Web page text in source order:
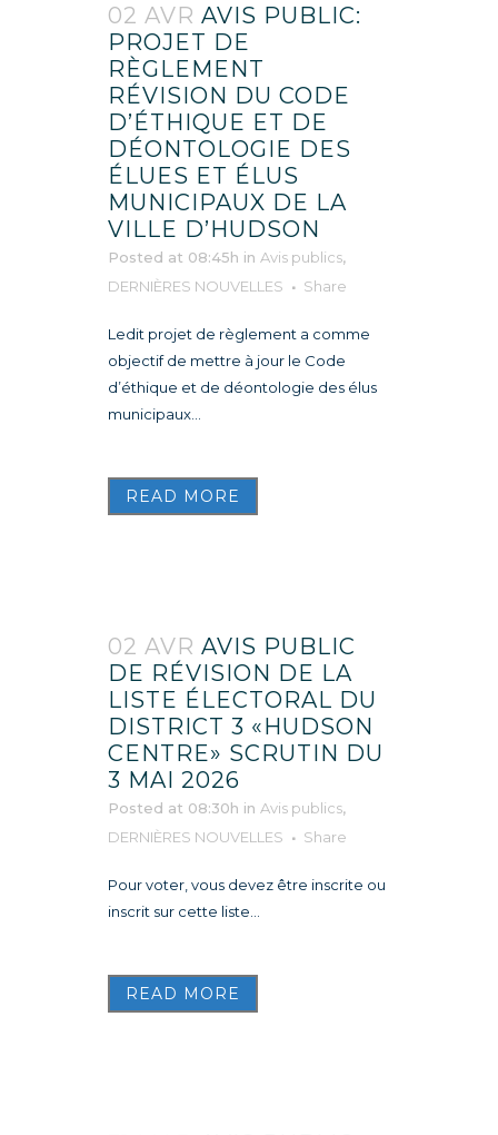
02 AVR AVIS PUBLIC:
PROJET DE
RÈGLEMENT
RÉVISION DU CODE
D’ÉTHIQUE ET DE
DÉONTOLOGIE DES
ÉLUES ET ÉLUS
MUNICIPAUX DE LA
VILLE D’HUDSON
Posted at 08:45h in Avis publics,
DERNIÈRES NOUVELLES
Share
Ledit projet de règlement a comme
objectif de mettre à jour le Code
d’éthique et de déontologie des élus
municipaux...
READ MORE
02 AVR AVIS PUBLIC
DE RÉVISION DE LA
LISTE ÉLECTORAL DU
DISTRICT 3 «HUDSON
CENTRE» SCRUTIN DU
3 MAI 2026
Posted at 08:30h in Avis publics,
DERNIÈRES NOUVELLES
Share
Pour voter, vous devez être inscrite ou
inscrit sur cette liste...
READ MORE